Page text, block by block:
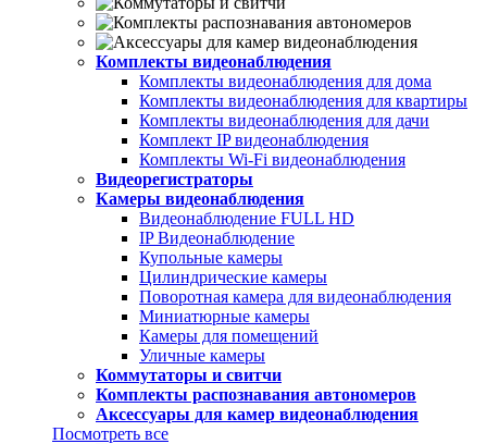
Комплекты видеонаблюдения
Комплекты видеонаблюдения для дома
Комплекты видеонаблюдения для квартиры
Комплекты видеонаблюдения для дачи
Комплект IP видеонаблюдения
Комплекты Wi-Fi видеонаблюдения
Видеорегистраторы
Камеры видеонаблюдения
Видеонаблюдение FULL НD
IP Видеонаблюдение
Купольные камеры
Цилиндрические камеры
Поворотная камера для видеонаблюдения
Миниатюрные камеры
Камеры для помещений
Уличные камеры
Коммутаторы и свитчи
Комплекты распознавания автономеров
Аксессуары для камер видеонаблюдения
Посмотреть все